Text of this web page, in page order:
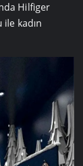
Hilfiger
kadın